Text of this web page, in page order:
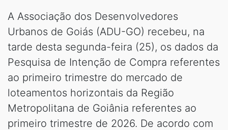
A Associação dos Desenvolvedores
Urbanos de Goiás (ADU-GO) recebeu, na
tarde desta segunda-feira (25), os dados da
Pesquisa de Intenção de Compra referentes
ao primeiro trimestre do mercado de
loteamentos horizontais da Região
Metropolitana de Goiânia referentes ao
primeiro trimestre de 2026. De acordo com